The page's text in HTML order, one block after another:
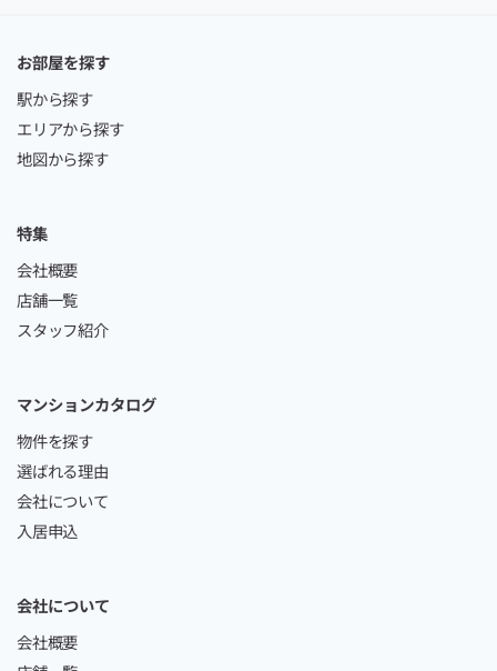
お部屋を探す
駅から探す
エリアから探す
地図から探す
特集
会社概要
店舗一覧
スタッフ紹介
マンションカタログ
物件を探す
選ばれる理由
会社について
入居申込
会社について
会社概要